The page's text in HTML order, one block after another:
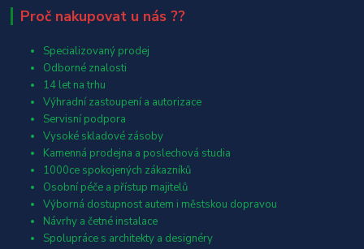
Proč nakupovat u nás ??
Specializovaný prodej
Odborné znalosti
14 let na trhu
Výhradní zastoupení a autorizace
Servisní podpora
Vysoké skladové zásoby
Kamenná prodejna a poslechová studia
1000ce spokojených zákazníků
Osobní péče a přístup majitelů
Výborná dostupnost autem i městskou dopravou
Návrhy a četné instalace
Spolupráce s architekty a designéry